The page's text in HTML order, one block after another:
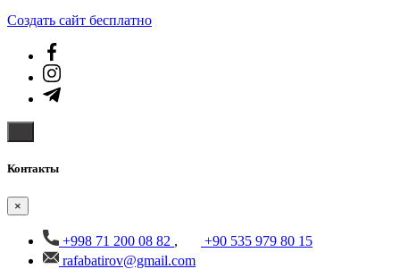
Создать cайт бесплатно
Контакты
×
+998 71 200 08 82 ,
+90 535 979 80 15
rafabatirov@gmail.com